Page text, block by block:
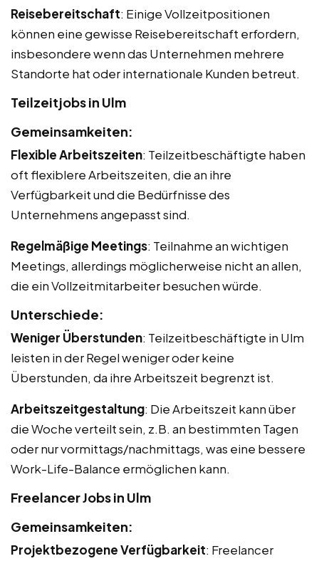
Reisebereitschaft: Einige Vollzeitpositionen
können eine gewisse Reisebereitschaft erfordern,
insbesondere wenn das Unternehmen mehrere
Standorte hat oder internationale Kunden betreut.
Teilzeitjobs in Ulm
Gemeinsamkeiten:
Flexible Arbeitszeiten: Teilzeitbeschäftigte haben
oft flexiblere Arbeitszeiten, die an ihre
Verfügbarkeit und die Bedürfnisse des
Unternehmens angepasst sind.
Regelmäßige Meetings: Teilnahme an wichtigen
Meetings, allerdings möglicherweise nicht an allen,
die ein Vollzeitmitarbeiter besuchen würde.
Unterschiede:
Weniger Überstunden: Teilzeitbeschäftigte in Ulm
leisten in der Regel weniger oder keine
Überstunden, da ihre Arbeitszeit begrenzt ist.
Arbeitszeitgestaltung: Die Arbeitszeit kann über
die Woche verteilt sein, z.B. an bestimmten Tagen
oder nur vormittags/nachmittags, was eine bessere
Work-Life-Balance ermöglichen kann.
Freelancer Jobs in Ulm
Gemeinsamkeiten:
Projektbezogene Verfügbarkeit: Freelancer